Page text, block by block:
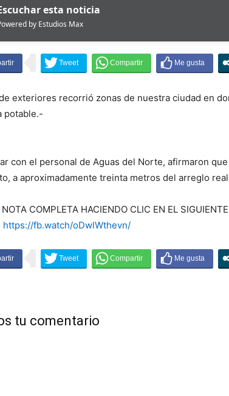
esta noticia
by Estudios Max
exteriores recorrió zonas de nuestra ciudad en
potable.-
con el personal de Aguas del Norte, afirmaron
a aproximadamente treinta metros del arreglo
COMPLETA HACIENDO CLIC EN EL SIGUIENTE
https://fb.watch/oDwlWthevn/
tu comentario